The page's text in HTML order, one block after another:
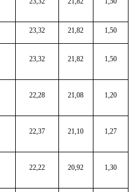
23,32 21,82 1,50
23,32 21,82 1,50
22,28 21,08 1,20
22,37 21,10 1,27
22,22 20,92 1,30